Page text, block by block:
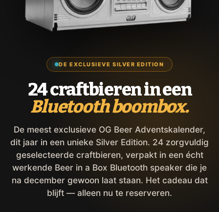
DE EXCLUSIEVE SILVER EDITION
24 craftbieren in een
Bluetooth boombox.
De meest exclusieve OG Beer Adventskalender,
dit jaar in een unieke Silver Edition. 24 zorgvuldig
geselecteerde craftbieren, verpakt in een écht
werkende Beer in a Box Bluetooth speaker die je
na december gewoon laat staan. Het cadeau dat
blijft — alleen nu te reserveren.